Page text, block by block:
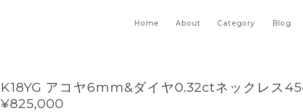
Home About Category Blog
K18YG アコヤ6mm&ダイヤ0.32ctネックレス
¥825,000